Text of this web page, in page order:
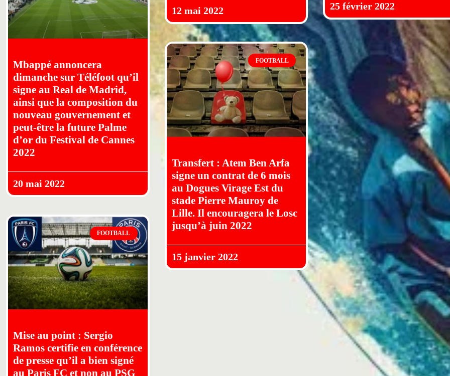
Mbappé annoncera
dimanche sur Téléfoot qu’il
signe au Real de Madrid,
ainsi que la composition du
nouveau gouvernement et
peut-être la future Palme
d’or du Festival de Cannes
2022
20 mai 2022
12 mai 2022 25 février 2022
FOOTBALL
Mise au point : Sergio
Ramos certifie en conférence
de presse qu’il a bien signé
au Paris FC et non au PSG
FOOTBALL
Transfert : Atem Ben Arfa
signe un contrat de 6 mois
au Dogues Virage Est du
stade Pierre Mauroy de
Lille. Il encouragera le Losc
jusqu’à juin 2022
15 janvier 2022